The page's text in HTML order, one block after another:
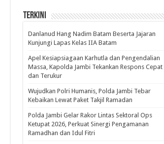
Terkini
Danlanud Hang Nadim Batam Beserta Jajaran
Kunjungi Lapas Kelas IIA Batam
Apel Kesiapsiagaan Karhutla dan Pengendalian
Massa, Kapolda Jambi Tekankan Respons Cepat
dan Terukur
Wujudkan Polri Humanis, Polda Jambi Tebar
Kebaikan Lewat Paket Takjil Ramadan
Polda Jambi Gelar Rakor Lintas Sektoral Ops
Ketupat 2026, Perkuat Sinergi Pengamanan
Ramadhan dan Idul Fitri